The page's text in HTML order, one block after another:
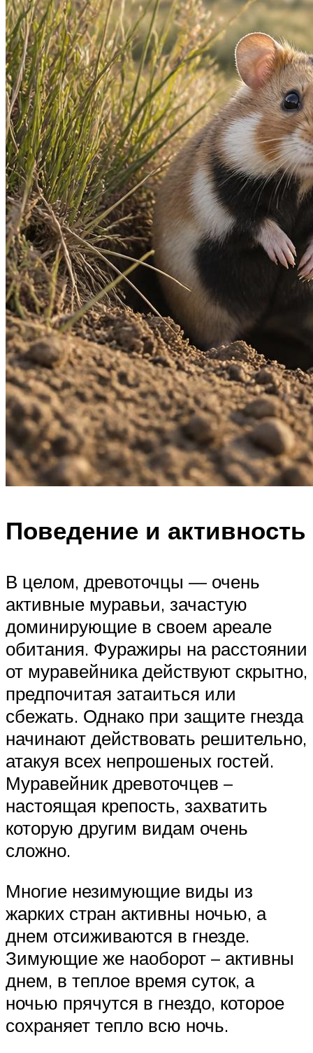
Поведение и активность
В целом, древоточцы — очень
активные муравьи, зачастую
доминирующие в своем ареале
обитания. Фуражиры на расстоянии
от муравейника действуют скрытно,
предпочитая затаиться или
сбежать. Однако при защите гнезда
начинают действовать решительно,
атакуя всех непрошеных гостей.
Муравейник древоточцев –
настоящая крепость, захватить
которую другим видам очень
сложно.
Многие незимующие виды из
жарких стран активны ночью, а
днем отсиживаются в гнезде.
Зимующие же наоборот – активны
днем, в теплое время суток, а
ночью прячутся в гнездо, которое
сохраняет тепло всю ночь.